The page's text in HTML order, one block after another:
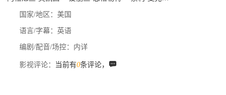
国家/地区： 美国
语言/字幕： 英语
编剧/配音/场控： 内详
影视评论： 当前有0条评论，